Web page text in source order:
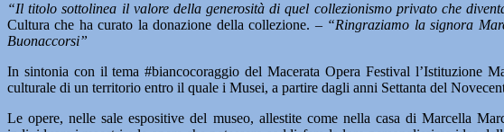
“Il titolo sottolinea il valore della generosità di quel collezionismo privato che
Cultura che ha curato la donazione della collezione. – “Ringraziamo la signora
Buonaccorsi”
In sintonia con il tema #biancocoraggio del Macerata Opera Festival l’Istituzione
culturale di un territorio entro il quale i Musei, a partire dagli anni Settanta del
Le opere, nelle sale espositive del museo, allestite come nella casa di Marcella